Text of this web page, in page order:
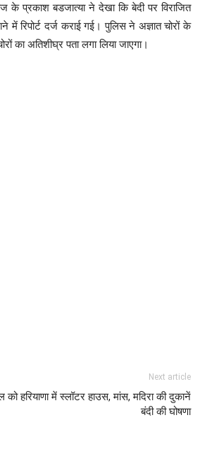
प्रकाश बडजात्या ने देखा कि बेदी पर विराजित
में रिपोर्ट दर्ज कराई गई। पुलिस ने अज्ञात चोरों के
का अतिशीघ्र पता लगा लिया जाएगा।
Next article
हरियाणा में स्लॉटर हाउस, मांस, मदिरा की दुकानें
बंदी की घोषणा